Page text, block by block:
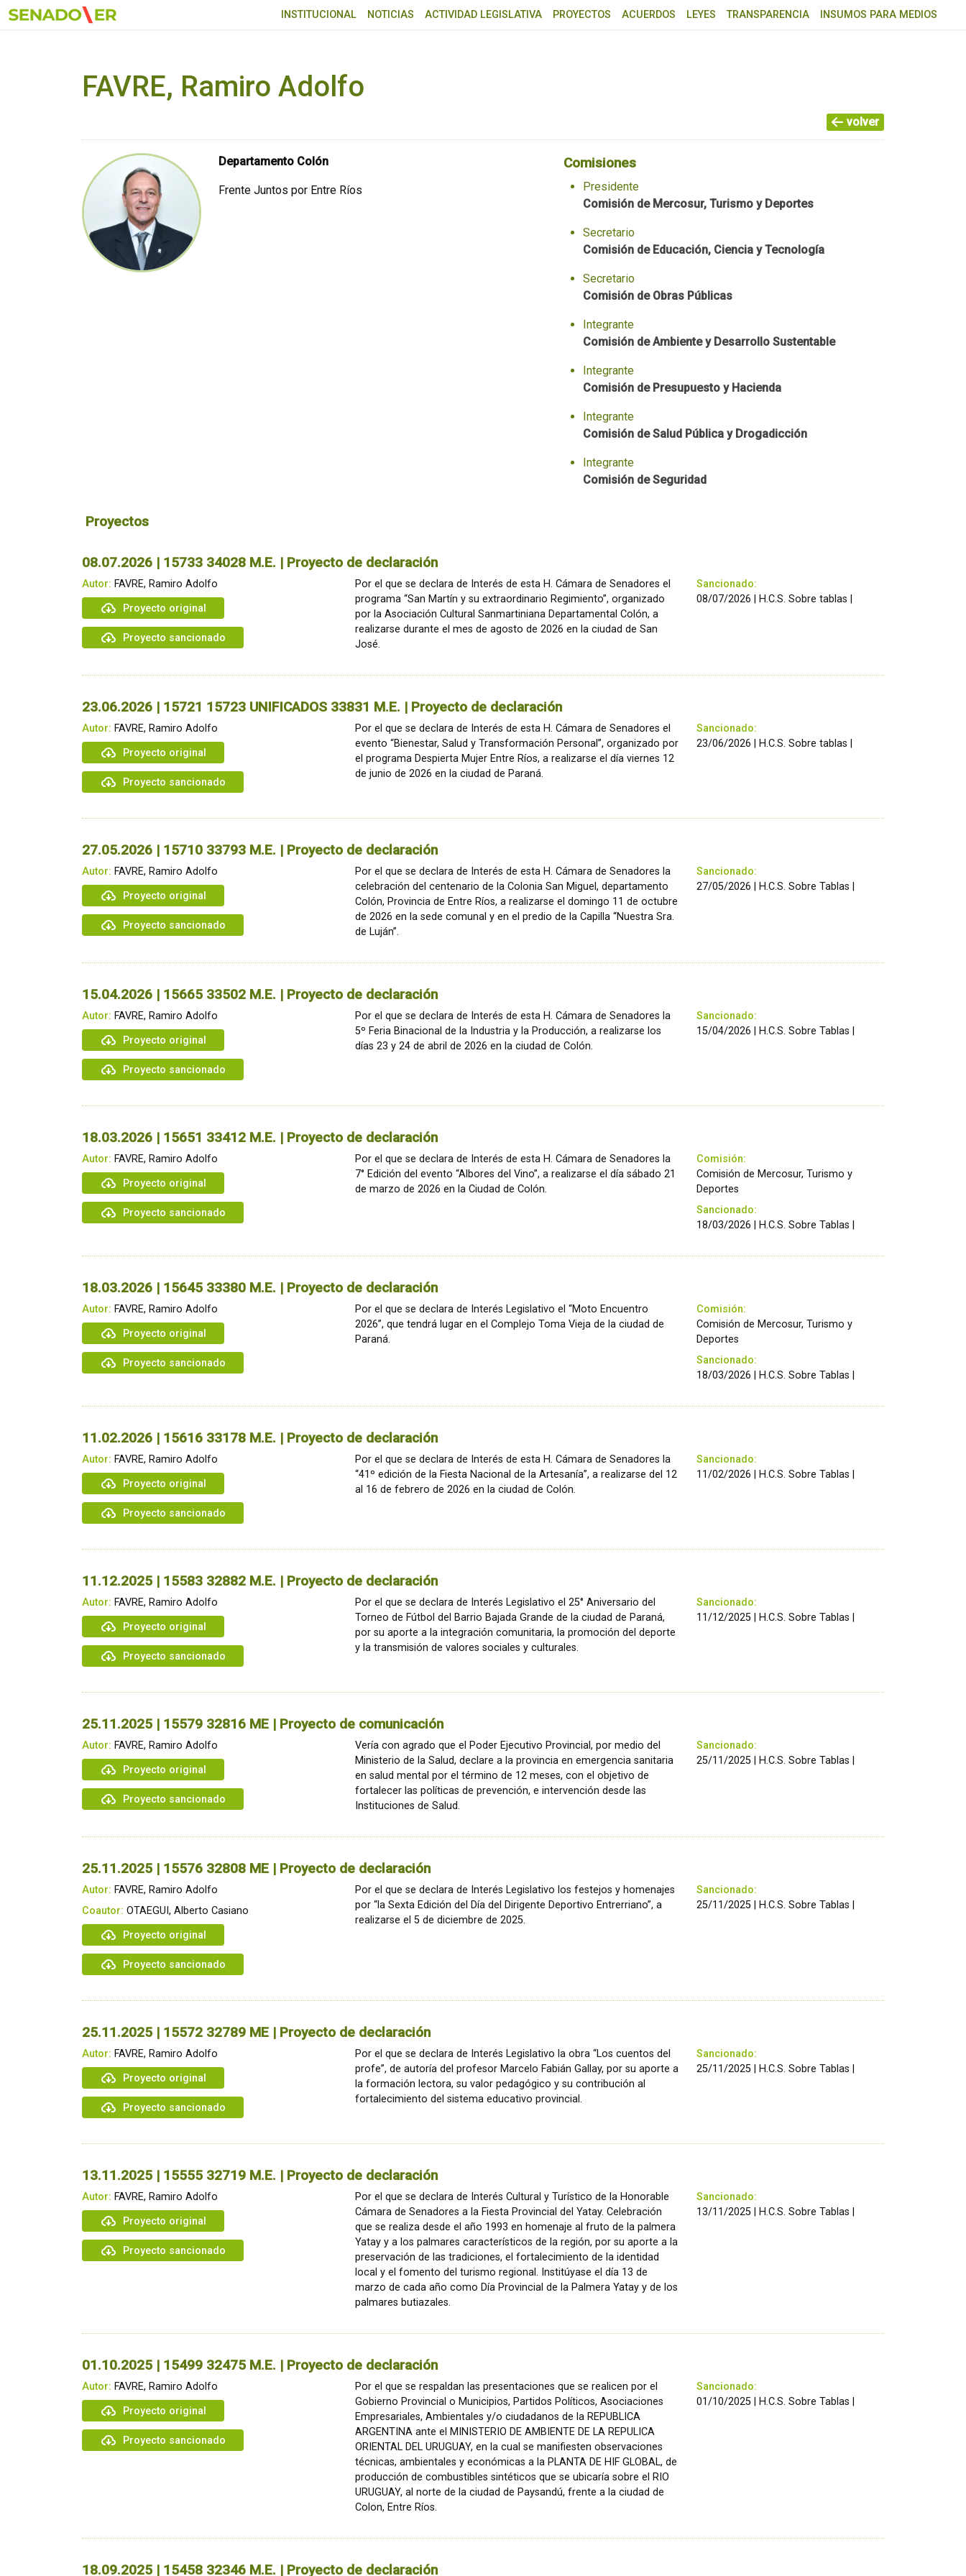
Ir al menú principal
INSTITUCIONAL NOTICIAS ACTIVIDAD LEGISLATIVA PROYECTOS ACUERDOS LEYES TRANSPARENCIA INSUMOS PARA MEDIOS
FAVRE, Ramiro Adolfo
volver
Departamento Colón
Frente Juntos por Entre Ríos
Comisiones
Presidente
Comisión de Mercosur, Turismo y Deportes
Secretario
Comisión de Educación, Ciencia y Tecnología
Secretario
Comisión de Obras Públicas
Integrante
Comisión de Ambiente y Desarrollo Sustentable
Integrante
Comisión de Presupuesto y Hacienda
Integrante
Comisión de Salud Pública y Drogadicción
Integrante
Comisión de Seguridad
Proyectos
08.07.2026 | 15733 34028 M.E. | Proyecto de declaración
Autor: FAVRE, Ramiro Adolfo
Proyecto original
Proyecto sancionado
Por el que se declara de Interés de esta H. Cámara de Senadores el
programa “San Martín y su extraordinario Regimiento”, organizado
por la Asociación Cultural Sanmartiniana Departamental Colón, a
realizarse durante el mes de agosto de 2026 en la ciudad de San
José.
Sancionado:
08/07/2026 | H.C.S. Sobre tablas |
23.06.2026 | 15721 15723 UNIFICADOS 33831 M.E. | Proyecto de declaración
Autor: FAVRE, Ramiro Adolfo
Proyecto original
Proyecto sancionado
Por el que se declara de Interés de esta H. Cámara de Senadores el
evento “Bienestar, Salud y Transformación Personal”, organizado por
el programa Despierta Mujer Entre Ríos, a realizarse el día viernes 12
de junio de 2026 en la ciudad de Paraná.
Sancionado:
23/06/2026 | H.C.S. Sobre tablas |
27.05.2026 | 15710 33793 M.E. | Proyecto de declaración
Autor: FAVRE, Ramiro Adolfo
Proyecto original
Proyecto sancionado
Por el que se declara de Interés de esta H. Cámara de Senadores la
celebración del centenario de la Colonia San Miguel, departamento
Colón, Provincia de Entre Ríos, a realizarse el domingo 11 de octubre
de 2026 en la sede comunal y en el predio de la Capilla “Nuestra Sra.
de Luján”.
Sancionado:
27/05/2026 | H.C.S. Sobre Tablas |
15.04.2026 | 15665 33502 M.E. | Proyecto de declaración
Autor: FAVRE, Ramiro Adolfo
Proyecto original
Proyecto sancionado
Por el que se declara de Interés de esta H. Cámara de Senadores la
5º Feria Binacional de la Industria y la Producción, a realizarse los
días 23 y 24 de abril de 2026 en la ciudad de Colón.
Sancionado:
15/04/2026 | H.C.S. Sobre Tablas |
18.03.2026 | 15651 33412 M.E. | Proyecto de declaración
Autor: FAVRE, Ramiro Adolfo
Proyecto original
Proyecto sancionado
Por el que se declara de Interés de esta H. Cámara de Senadores la
7° Edición del evento “Albores del Vino”, a realizarse el día sábado 21
de marzo de 2026 en la Ciudad de Colón.
Comisión:
Comisión de Mercosur, Turismo y
Deportes
Sancionado:
18/03/2026 | H.C.S. Sobre Tablas |
18.03.2026 | 15645 33380 M.E. | Proyecto de declaración
Autor: FAVRE, Ramiro Adolfo
Proyecto original
Proyecto sancionado
Por el que se declara de Interés Legislativo el “Moto Encuentro
2026”, que tendrá lugar en el Complejo Toma Vieja de la ciudad de
Paraná.
Comisión:
Comisión de Mercosur, Turismo y
Deportes
Sancionado:
18/03/2026 | H.C.S. Sobre Tablas |
11.02.2026 | 15616 33178 M.E. | Proyecto de declaración
Autor: FAVRE, Ramiro Adolfo
Proyecto original
Proyecto sancionado
Por el que se declara de Interés de esta H. Cámara de Senadores la
“41º edición de la Fiesta Nacional de la Artesanía”, a realizarse del 12
al 16 de febrero de 2026 en la ciudad de Colón.
Sancionado:
11/02/2026 | H.C.S. Sobre Tablas |
11.12.2025 | 15583 32882 M.E. | Proyecto de declaración
Autor: FAVRE, Ramiro Adolfo
Proyecto original
Proyecto sancionado
Por el que se declara de Interés Legislativo el 25° Aniversario del
Torneo de Fútbol del Barrio Bajada Grande de la ciudad de Paraná,
por su aporte a la integración comunitaria, la promoción del deporte
y la transmisión de valores sociales y culturales.
Sancionado:
11/12/2025 | H.C.S. Sobre Tablas |
25.11.2025 | 15579 32816 ME | Proyecto de comunicación
Autor: FAVRE, Ramiro Adolfo
Proyecto original
Proyecto sancionado
Vería con agrado que el Poder Ejecutivo Provincial, por medio del
Ministerio de la Salud, declare a la provincia en emergencia sanitaria
en salud mental por el término de 12 meses, con el objetivo de
fortalecer las políticas de prevención, e intervención desde las
Instituciones de Salud.
Sancionado:
25/11/2025 | H.C.S. Sobre Tablas |
25.11.2025 | 15576 32808 ME | Proyecto de declaración
Autor: FAVRE, Ramiro Adolfo
Coautor: OTAEGUI, Alberto Casiano
Proyecto original
Proyecto sancionado
Por el que se declara de Interés Legislativo los festejos y homenajes
por “la Sexta Edición del Día del Dirigente Deportivo Entrerriano”, a
realizarse el 5 de diciembre de 2025.
Sancionado:
25/11/2025 | H.C.S. Sobre Tablas |
25.11.2025 | 15572 32789 ME | Proyecto de declaración
Autor: FAVRE, Ramiro Adolfo
Proyecto original
Proyecto sancionado
Por el que se declara de Interés Legislativo la obra “Los cuentos del
profe”, de autoría del profesor Marcelo Fabián Gallay, por su aporte a
la formación lectora, su valor pedagógico y su contribución al
fortalecimiento del sistema educativo provincial.
Sancionado:
25/11/2025 | H.C.S. Sobre Tablas |
13.11.2025 | 15555 32719 M.E. | Proyecto de declaración
Autor: FAVRE, Ramiro Adolfo
Proyecto original
Proyecto sancionado
Por el que se declara de Interés Cultural y Turístico de la Honorable
Cámara de Senadores a la Fiesta Provincial del Yatay. Celebración
que se realiza desde el año 1993 en homenaje al fruto de la palmera
Yatay y a los palmares característicos de la región, por su aporte a la
preservación de las tradiciones, el fortalecimiento de la identidad
local y el fomento del turismo regional. Institúyase el día 13 de
marzo de cada año como Día Provincial de la Palmera Yatay y de los
palmares butiazales.
Sancionado:
13/11/2025 | H.C.S. Sobre Tablas |
01.10.2025 | 15499 32475 M.E. | Proyecto de declaración
Autor: FAVRE, Ramiro Adolfo
Proyecto original
Proyecto sancionado
Por el que se respaldan las presentaciones que se realicen por el
Gobierno Provincial o Municipios, Partidos Políticos, Asociaciones
Empresariales, Ambientales y/o ciudadanos de la REPUBLICA
ARGENTINA ante el MINISTERIO DE AMBIENTE DE LA REPULICA
ORIENTAL DEL URUGUAY, en la cual se manifiesten observaciones
técnicas, ambientales y económicas a la PLANTA DE HIF GLOBAL, de
producción de combustibles sintéticos que se ubicaría sobre el RIO
URUGUAY, al norte de la ciudad de Paysandú, frente a la ciudad de
Colon, Entre Ríos.
Sancionado:
01/10/2025 | H.C.S. Sobre Tablas |
18.09.2025 | 15458 32346 M.E. | Proyecto de declaración